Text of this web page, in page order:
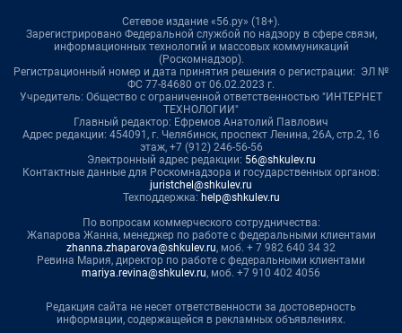
Сетевое издание «56.ру» (18+).
Зарегистрировано Федеральной службой по надзору в сфере связи,
информационных технологий и массовых коммуникаций
(Роскомнадзор).
Регистрационный номер и дата принятия решения о регистрации: ЭЛ №
ФС 77-84680 от 06.02.2023 г.
Учредитель: Общество с ограниченной ответственностью "ИНТЕРНЕТ
ТЕХНОЛОГИИ"
Главный редактор: Ефремов Анатолий Павлович
Адрес редакции: 454091, г. Челябинск, проспект Ленина, 26А, стр.2, 16
этаж, +7 (912) 246-56-56
Электронный адрес редакции: 56@shkulev.ru
Контактные данные для Роскомнадзора и государственных органов:
juristchel@shkulev.ru
Техподдержка: help@shkulev.ru
По вопросам коммерческого сотрудничества:
Жапарова Жанна, менеджер по работе с федеральными клиентами
zhanna.zhaparova@shkulev.ru, моб. + 7 982 640 34 32
Ревина Мария, директор по работе с федеральными клиентами
mariya.revina@shkulev.ru, моб. +7 910 402 4056
Редакция сайта не несет ответственности за достоверность
информации, содержащейся в рекламных объявлениях.